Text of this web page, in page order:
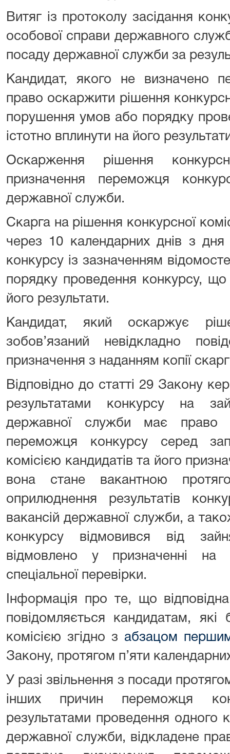
Витяг із протоколу засідання
особової справи державного
посаду державної служби за
Кандидат, якого не визначено
право оскаржити рішення
порушення умов або порядку
істотно вплинути на його
Оскарження рішення
призначення переможця
державної служби.
Скарга на рішення конкурсної
через 10 календарних днів з дня
конкурсу із зазначенням
порядку проведення конкурсу, що
його результати.
Кандидат, який оскаржує
зобов’язаний невідкладно
призначення з наданням копії
Відповідно до статті 29 Закону
результатами конкурсу на
державної служби має право
переможця конкурсу серед
комісією кандидатів та його
вона стане вакантною
оприлюднення результатів
вакансій державної служби, а
конкурсу відмовився від
відмовлено у призначенні на
спеціальної перевірки.
Інформація про те, що
повідомляється кандидатам, які
комісією згідно з абзацом
Закону, протягом п’яти
У разі звільнення з посади
інших причин переможця
результатами проведення одного
державної служби, відкладене